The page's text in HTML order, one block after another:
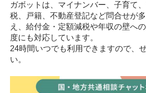
ガボットは、マイナンバー、子育て
税、戸籍、不動産登記など問合せが
え、給付金・定額減税や年収の壁へ
度にも対応しています。
24時間いつでも利用できますので、
い。